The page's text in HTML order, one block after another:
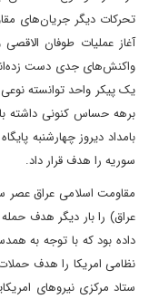
تحرکات دیگر جریان‌های
آغاز عملیات طوفان
واکنش‌های جدی دست
یک پیکر واحد توانسته
برهه حساس کنونی داشته
بامداد دیروز چهارشنبه
سوریه را هدف قرار داد.
مقاومت اسلامی عراق عصر
عراق) را بار دیگر هدف
داده بود که با توجه به
ستاد مرکزی نیروهای